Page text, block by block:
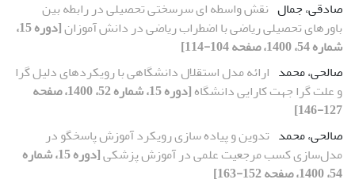
صادقی، جمال نقش واسطه ای سرسختی تحصیلی در رابطه بین
باورهای تحصیلی ریاضی با اضطراب ریاضی در دانش آموزان
[دوره 15،
شماره 54، 1400، صفحه 104-114]
صالحی، محمد ارائه مدل استقلال دانشگاهی با رویکردهای دلیل گرا
و علت گرا جهت کارایی دانشگاه
[دوره 15، شماره 52، 1400، صفحه
127-146]
صالحی، محمد تدوین و پیاده سازی رویکرد آموزش پاسخگو در
مدل‌سازی کسب مرجعیت علمی در آموزش پزشکی
[دوره 15، شماره
54، 1400، صفحه 152-163]